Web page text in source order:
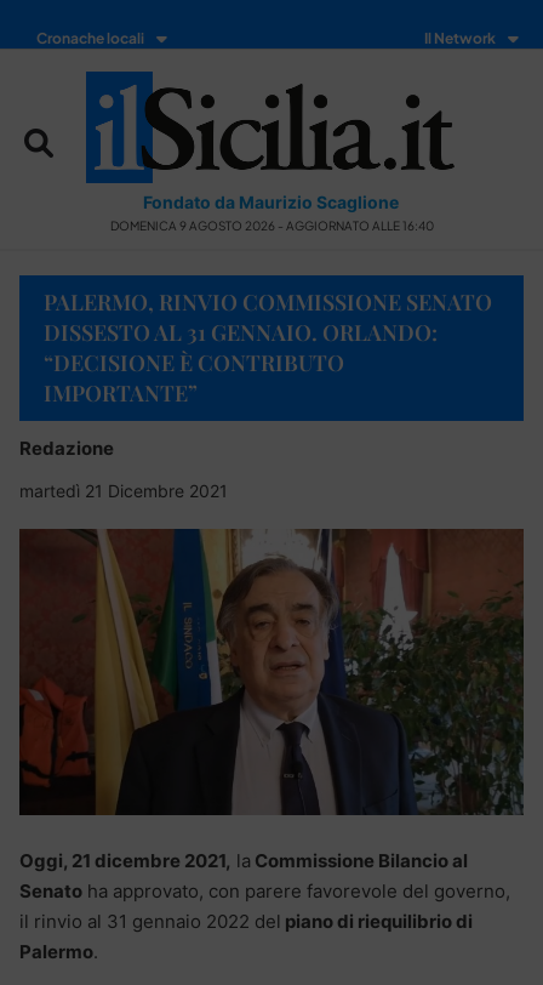
Cronache locali Il Network
Fondato da Maurizio Scaglione
DOMENICA 9 AGOSTO 2026 - AGGIORNATO ALLE 16:40
PALERMO, RINVIO COMMISSIONE SENATO
DISSESTO AL 31 GENNAIO. ORLANDO:
“DECISIONE È CONTRIBUTO
IMPORTANTE”
Redazione
martedì 21 Dicembre 2021
Oggi, 21 dicembre 2021, la Commissione Bilancio al
Senato ha approvato, con parere favorevole del governo,
il rinvio al 31 gennaio 2022 del piano di riequilibrio di
Palermo.